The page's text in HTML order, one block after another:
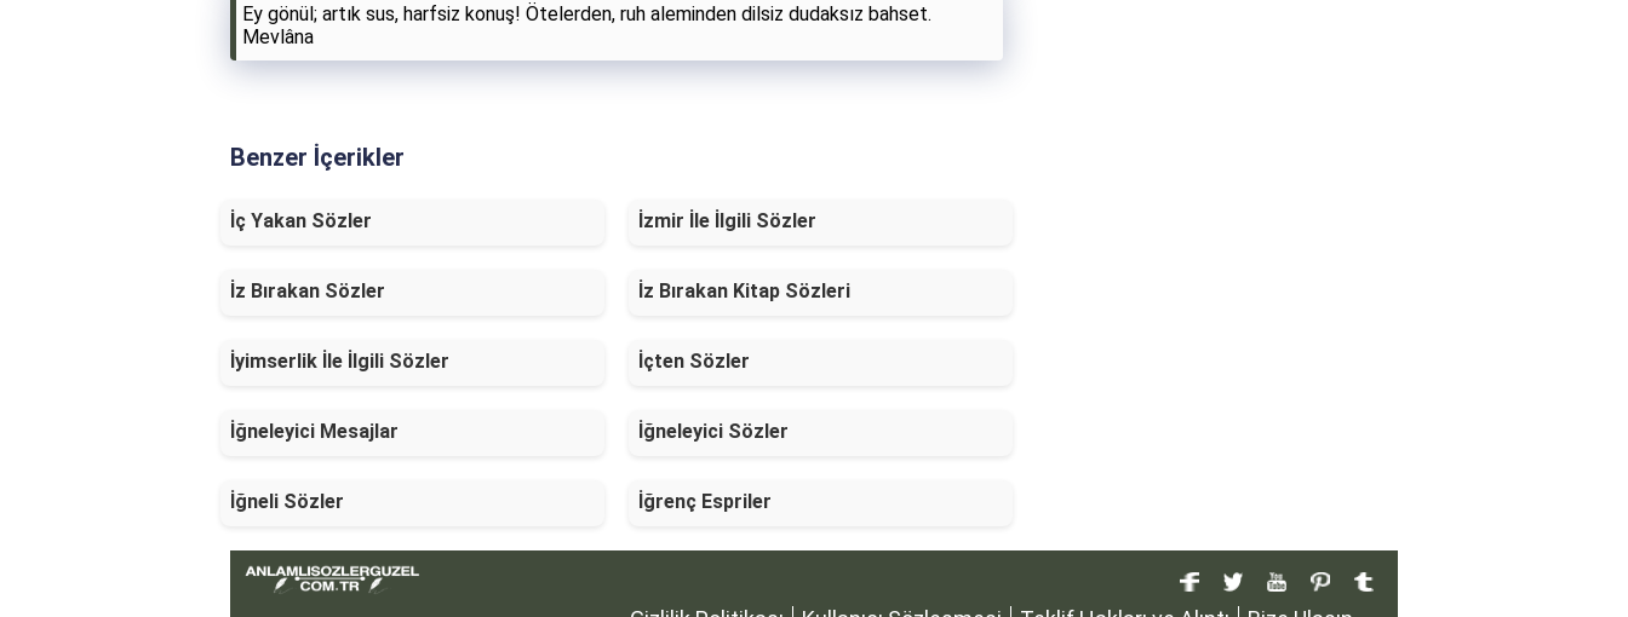
Ey gönül; artık sus, harfsiz konuş! Ötelerden, ruh aleminden dilsiz dudaksız bahset.
Mevlâna
Benzer İçerikler
İç Yakan Sözler İzmir İle İlgili Sözler
İz Bırakan Sözler İz Bırakan Kitap Sözleri
İyimserlik İle İlgili Sözler İçten Sözler
İğneleyici Mesajlar İğneleyici Sözler
İğneli Sözler İğrenç Espriler